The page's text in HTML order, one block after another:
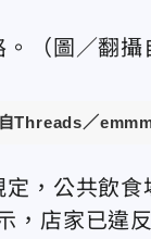
Threads／
，公共飲食
，店家已違